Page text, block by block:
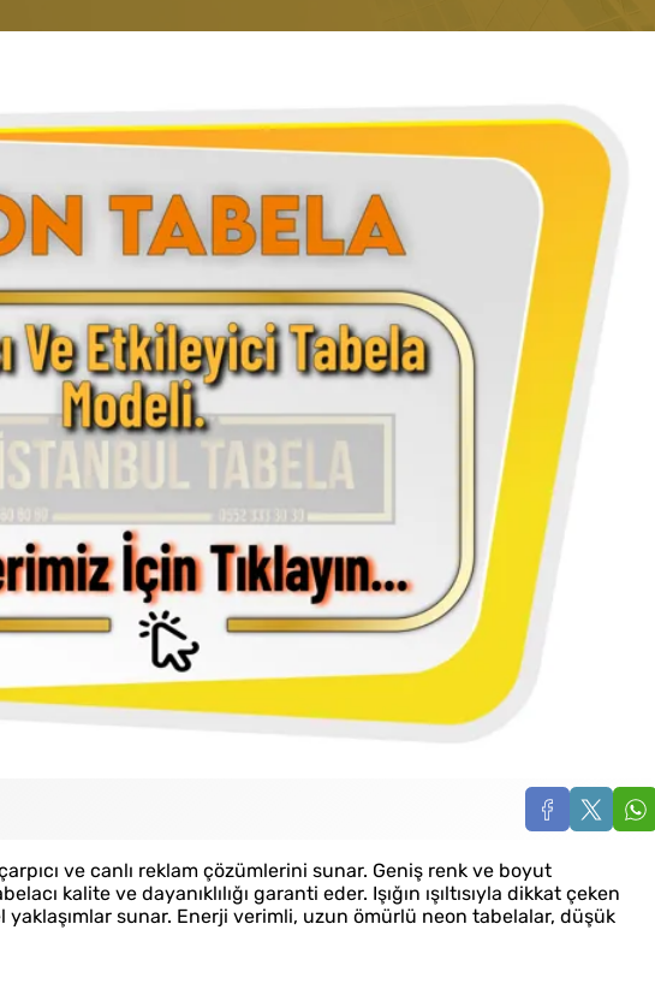
ve canlı reklam çözümlerini sunar. Geniş renk ve boyut
kalite ve dayanıklılığı garanti eder. Işığın ışıltısıyla dikkat çeken
yaklaşımlar sunar. Enerji verimli, uzun ömürlü neon tabelalar, düşük